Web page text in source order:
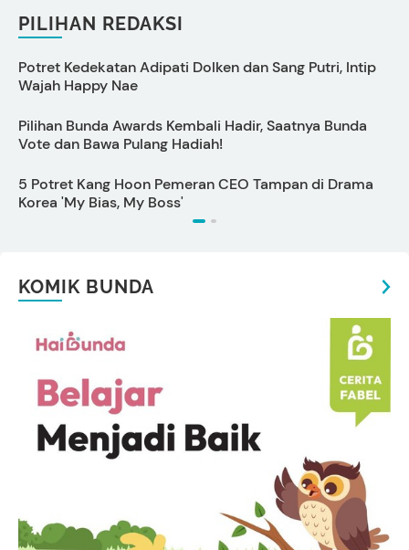
PILIHAN REDAKSI
Potret Kedekatan Adipati Dolken dan Sang Putri, Intip
Wajah Happy Nae
Pilihan Bunda Awards Kembali Hadir, Saatnya Bunda
Vote dan Bawa Pulang Hadiah!
5 Potret Kang Hoon Pemeran CEO Tampan di Drama
Korea 'My Bias, My Boss'
KOMIK BUNDA